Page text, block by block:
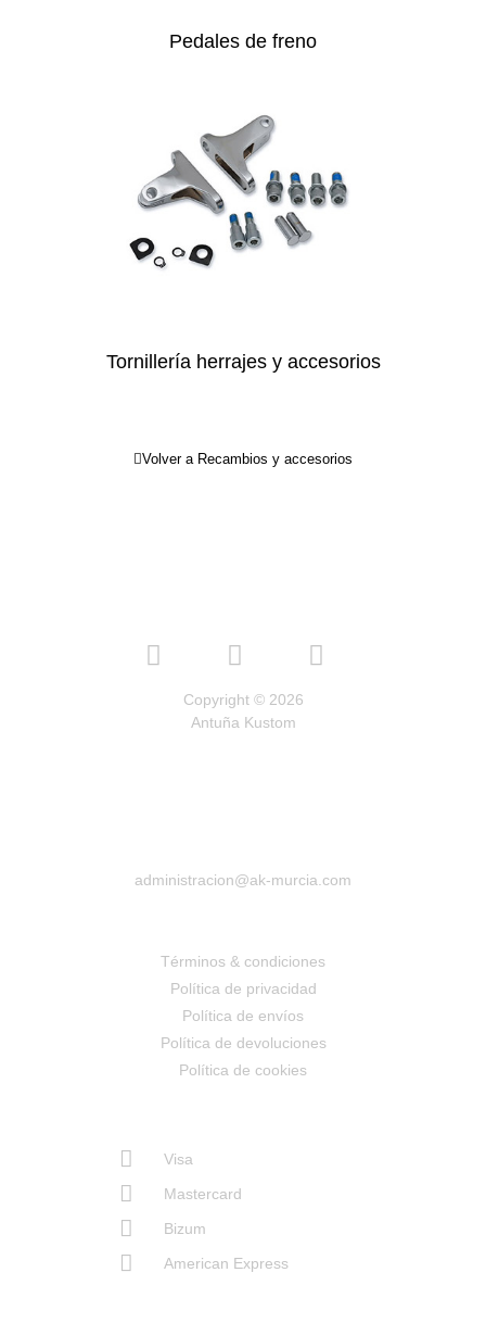
Pedales de freno
Tornillería herrajes y accesorios
Volver a Recambios y accesorios
Copyright © 2026
Antuña Kustom
administracion@ak-murcia.com
Términos & condiciones
Política de privacidad
Política de envíos
Política de devoluciones
Política de cookies
Visa
Mastercard
Bizum
American Express